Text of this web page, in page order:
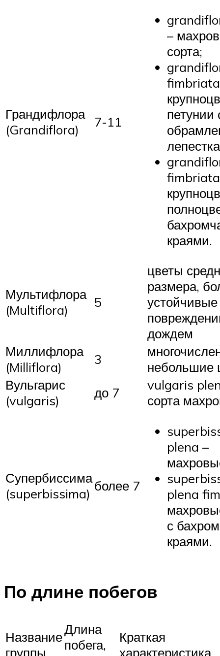
Грандифлора
(Grandiflora)
7-11
–
сорта;
петунии
краями.
Мультифлора
(Multiflora)
5
цветы
размера,
устойчивые
дождем
Миллифлора
(Milliflora)
3
небольшие
Вульгарис
(vulgaris)
до 7
vulgaris
сорта
Супербиссима
(superbissima) более 7
plena –
plena
с
краями.
По длине побегов
Название
группы
Длина
побега,
Краткая
характеристика